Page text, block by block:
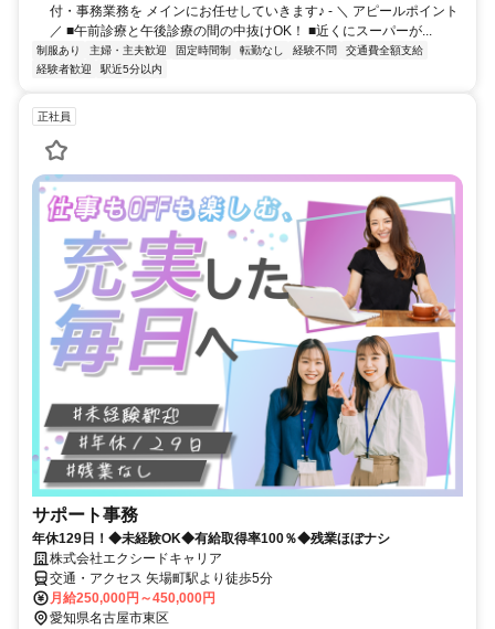
付・事務業務を メインにお任せしていきます♪ - ＼ アピールポイント
／ ■午前診療と午後診療の間の中抜けOK！ ■近くにスーパーが...
制服あり 主婦・主夫歓迎 固定時間制 転勤なし 経験不問
交通費全額支給
経験者歓迎
駅近5分以内
正社員
サポート事務
年休129日！◆未経験OK◆有給取得率100％◆残業ほぼナシ
株式会社エクシードキャリア
交通・アクセス 矢場町駅より徒歩5分
月給250,000円～450,000円
愛知県名古屋市東区